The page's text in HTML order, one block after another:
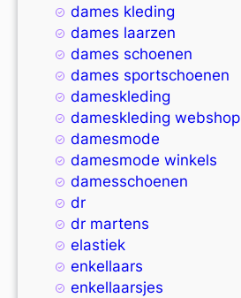
dames kleding
dames laarzen
dames schoenen
dames sportschoenen
dameskleding
dameskleding webshop
damesmode
damesmode winkels
damesschoenen
dr
dr martens
elastiek
enkellaars
enkellaarsjes